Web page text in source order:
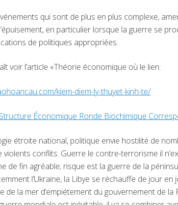
qui sont de plus en plus complexe,
en particulier lorsque la guerre se
de politiques appropriées.
voir l’article «Théorie économique où le lien:
kiem-diem-ly-thuyet-kinh-te/
Structure Économique Ronde Biochimique
étroite national, politique envie hostilité de
violents conflits. Guerre le contre-terrorisme il
de fin agréable; risque est la guerre de la
l’Ukraine, la Libye se réchauffe de jour
de la mer d’empiétement du gouvernement de la